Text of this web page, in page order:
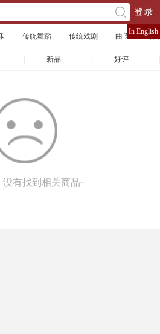
登录
传统舞蹈 传统戏剧 曲 艺 体
新品 好评
没有找到相关商品~
In English